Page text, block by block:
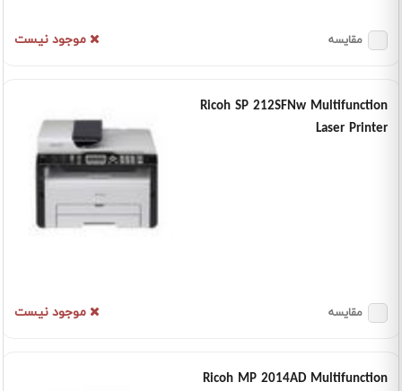
موجود نیست مقایسه
Ricoh SP 212SFNw Multifunction
Laser Printer
موجود نیست مقایسه
Ricoh MP 2014AD Multifunction